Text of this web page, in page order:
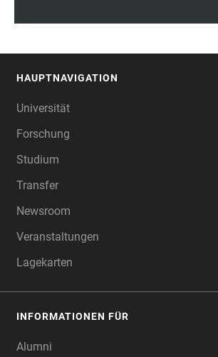
HAUPTNAVIGATION
Universität
Forschung
Studium
Transfer
Newsroom
Veranstaltungen
Lagekarten
INFORMATIONEN FÜR
Alumni